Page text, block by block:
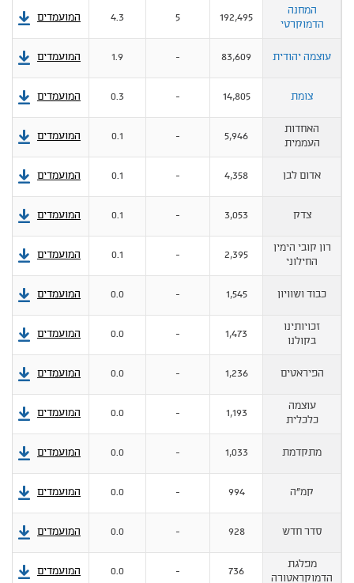
המחנה
הדמוקרטי
192,495
5
4.3 המועמדים
עוצמה יהודית 83,609
-
1.9 המועמדים
צומת 14,805
-
0.3 המועמדים
האחדות
העממית
5,946
-
0.1 המועמדים
אדום לבן 4,358
-
0.1 המועמדים
צדק 3,053
-
0.1 המועמדים
רון קובי הימין
החילוני
2,395
-
0.1 המועמדים
כבוד ושוויון 1,545
-
0.0 המועמדים
זכויותינו
בקולנו
1,473
-
0.0 המועמדים
הפיראטים 1,236
-
0.0 המועמדים
עוצמה
כלכלית
1,193
-
0.0 המועמדים
מתקדמת 1,033
-
0.0 המועמדים
קמ"ה 994
-
0.0 המועמדים
סדר חדש 928
-
0.0 המועמדים
מפלגת
הדמוקראטורה
736
-
0.0 המועמדים